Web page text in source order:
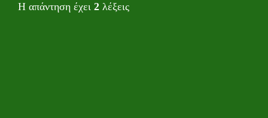
Η απάντηση έχει 2 λέξεις